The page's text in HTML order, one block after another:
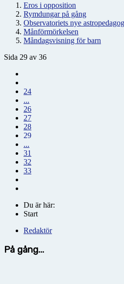
Eros i opposition
Rymdungar på gång
Observatoriets nye astropedagog
Månförmörkelsen
Måndagsvisning för barn
Sida 29 av 36
24
...
26
27
28
29
...
31
32
33
Du är här:
Start
Redaktör
På gång...